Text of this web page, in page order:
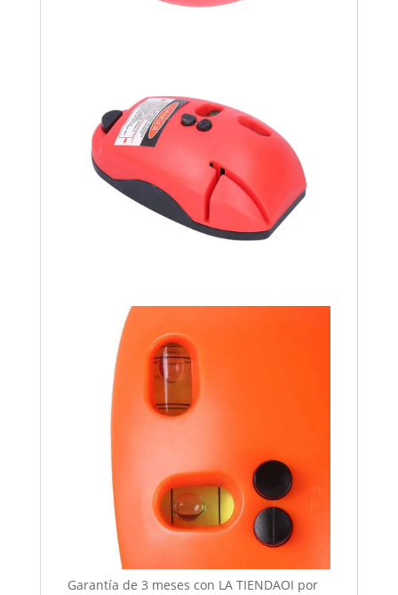
Garantía de 3 meses con LA TIENDAOI por